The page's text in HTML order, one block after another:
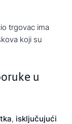
trgovac ima
koji su
u
, isključujući